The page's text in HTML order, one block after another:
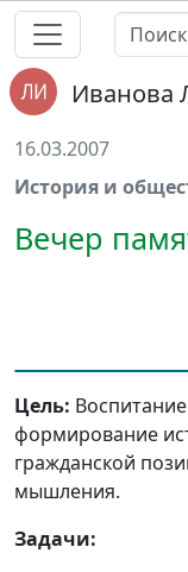
Иванова
16.03.2007
История и
Вечер
Цель:
формирование
гражданской
мышления.
Задачи: